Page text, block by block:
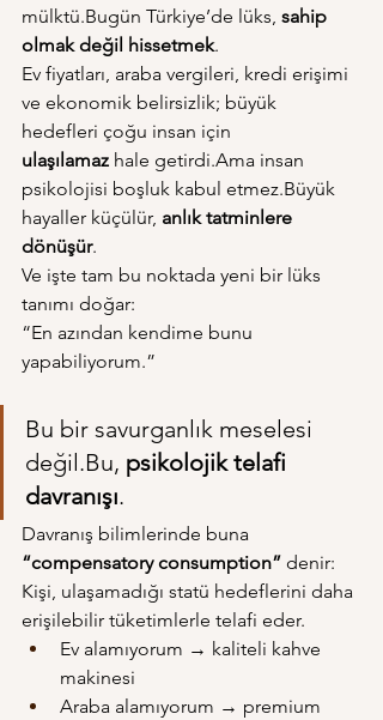
mülktü.Bugün Türkiye’de lüks, sahip
olmak değil hissetmek.
Ev fiyatları, araba vergileri, kredi erişimi
ve ekonomik belirsizlik; büyük
hedefleri çoğu insan için
ulaşılamaz hale getirdi.Ama insan
psikolojisi boşluk kabul etmez.Büyük
hayaller küçülür, anlık tatminlere
dönüşür.
Ve işte tam bu noktada yeni bir lüks
tanımı doğar:
“En azından kendime bunu
yapabiliyorum.”
Bu bir savurganlık meselesi
değil.Bu, psikolojik telafi
davranışı.
Davranış bilimlerinde buna
“compensatory consumption” denir:
Kişi, ulaşamadığı statü hedeflerini daha
erişilebilir tüketimlerle telafi eder.
Ev alamıyorum → kaliteli kahve
makinesi
Araba alamıyorum → premium